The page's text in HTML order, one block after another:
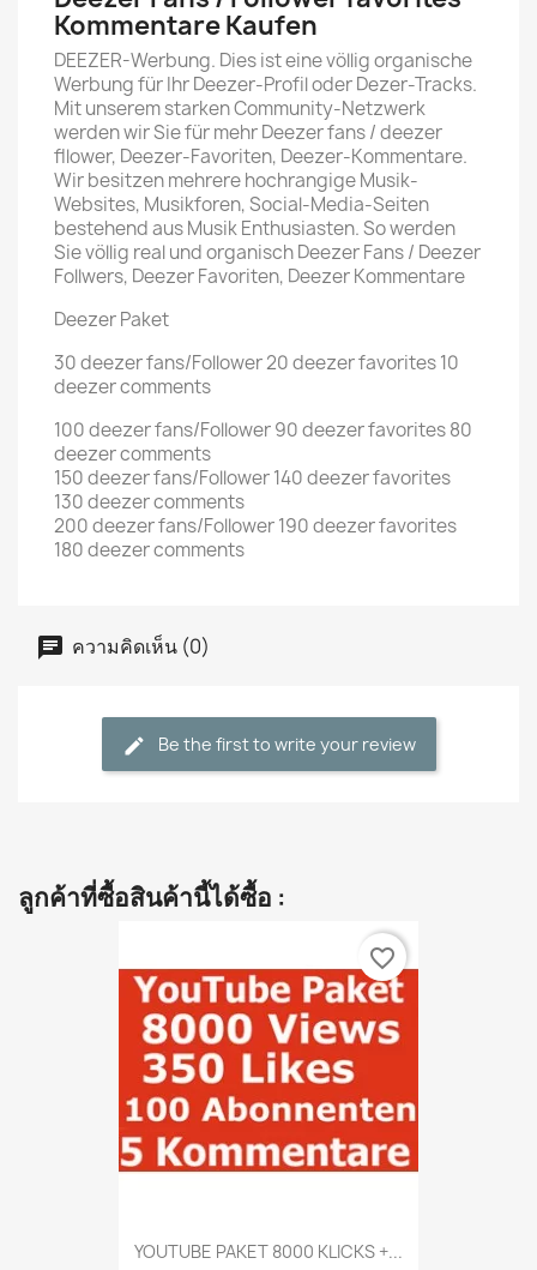
Kommentare Kaufen
DEEZER-Werbung. Dies ist eine völlig organische
Werbung für Ihr Deezer-Profil oder Dezer-Tracks.
Mit unserem starken Community-Netzwerk
werden wir Sie für mehr Deezer fans / deezer
fllower, Deezer-Favoriten, Deezer-Kommentare.
Wir besitzen mehrere hochrangige Musik-
Websites, Musikforen, Social-Media-Seiten
bestehend aus Musik Enthusiasten. So werden
Sie völlig real und organisch Deezer Fans / Deezer
Follwers, Deezer Favoriten, Deezer Kommentare
Deezer Paket
30 deezer fans/Follower 20 deezer favorites 10
deezer comments
100 deezer fans/Follower 90 deezer favorites 80
deezer comments
150 deezer fans/Follower 140 deezer favorites
130 deezer comments
200 deezer fans/Follower 190 deezer favorites
180 deezer comments
ความคิดเห็น (0)
Be the first to write your review
ลูกค้าที่ซื้อสินค้านี้ได้ซื้อ :
YOUTUBE PAKET 8000 KLICKS +...
favorite_border